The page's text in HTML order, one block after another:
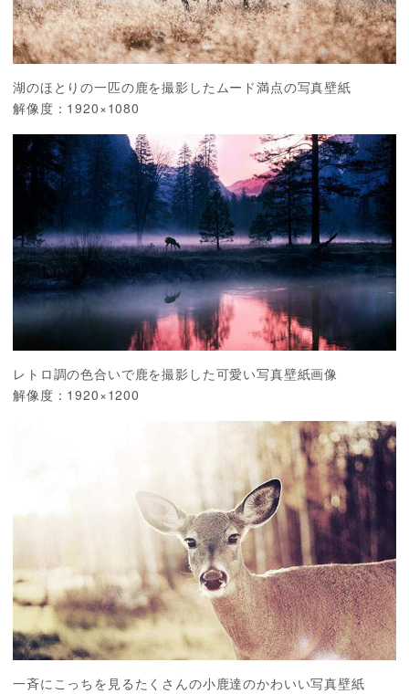
湖のほとりの一匹の鹿を撮影したムード満点の写真壁紙
解像度：1920×1080
レトロ調の色合いで鹿を撮影した可愛い写真壁紙画像
解像度：1920×1200
一斉にこっちを見るたくさんの小鹿達のかわいい写真壁紙